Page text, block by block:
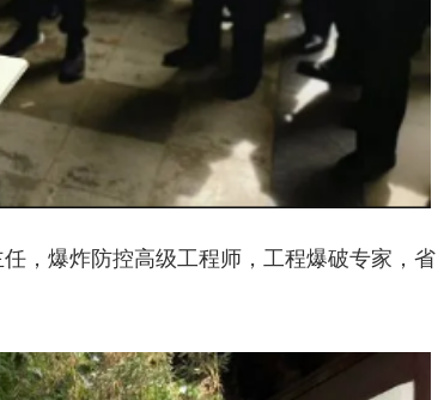
，爆炸防控高级工程师，工程爆破专家，省